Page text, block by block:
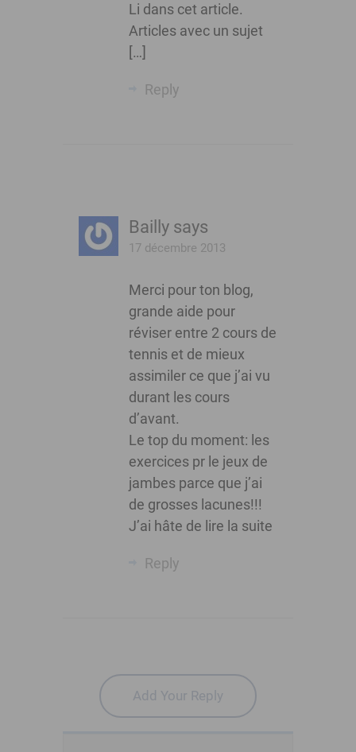
Li dans cet article.
Articles avec un sujet
[…]
Reply
Baillysays
17 décembre 2013
Merci pour ton blog,
grande aide pour
réviser entre 2 cours de
tennis et de mieux
assimiler ce que j’ai vu
durant les cours
d’avant.
Le top du moment: les
exercices pr le jeux de
jambes parce que j’ai
de grosses lacunes!!!
J’ai hâte de lire la suite
Reply
Add Your Reply